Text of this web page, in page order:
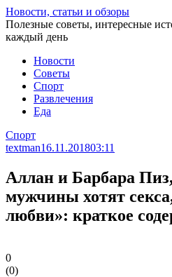
Перейти
к
статье
Новости, статьи и обзоры
Полезные советы, интересные
каждый день
Новости
Советы
Спорт
Развлечения
Еда
Спорт
textman16.11.201803:11
Аллан и Барбара
мужчины хотят
любви»: краткое
0
(0)